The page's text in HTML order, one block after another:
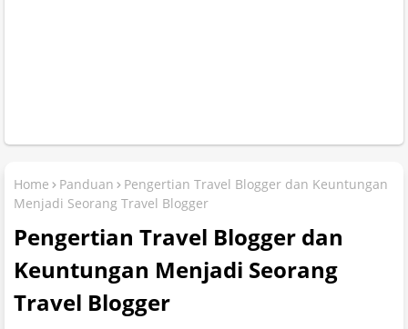
Home Panduan
Pengertian Travel Blogger dan Keuntungan
Menjadi Seorang Travel Blogger
Pengertian Travel Blogger dan
Keuntungan Menjadi Seorang
Travel Blogger